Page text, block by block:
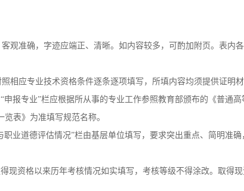
观准确，字迹应端正、清晰。如内容较多，可酌加附页。表内
相应专业技术资格条件逐条逐项填写，所填内容均须提供证明材
报专业”栏应根据所从事的专业工作参照教育部颁布的《普通
表》为准填写规范名称。
业道德评估情况”栏由基层单位填写，要求突出重点、简明准
现资格以来历年考核情况如实填写，考核等级不得涂改。取得